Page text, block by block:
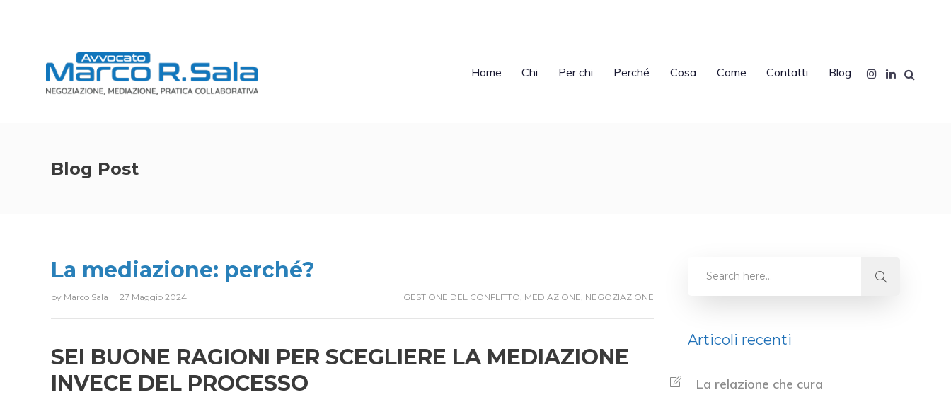
Home Chi Per chi Perché Cosa Come Contatti Blog
Blog Post
La mediazione: perché?
by Marco Sala 27 Maggio 2024 GESTIONE DEL CONFLITTO, MEDIAZIONE, NEGOZIAZIONE
SEI BUONE RAGIONI PER SCEGLIERE LA MEDIAZIONE
INVECE DEL PROCESSO
Articoli recenti
La relazione che cura